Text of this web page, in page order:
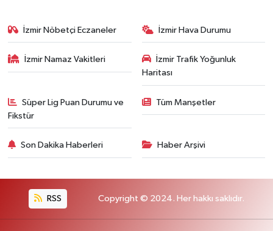
İzmir Nöbetçi Eczaneler İzmir Hava Durumu
İzmir Namaz Vakitleri
İzmir Trafik Yoğunluk
Haritası
Süper Lig Puan Durumu ve
Fikstür
Tüm Manşetler
Son Dakika Haberleri Haber Arşivi
RSS Copyright © 2024. Her hakkı saklıdır.